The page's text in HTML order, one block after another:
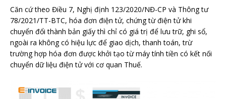
Căn cứ theo Điều 7, Nghị định 123/2020/NĐ-CP và Thông tư
78/2021/TT-BTC, hóa đơn điện tử, chứng từ điện tử khi
chuyển đổi thành bản giấy thì chỉ có giá trị để lưu trữ, ghi sổ,
ngoài ra không có hiệu lực để giao dịch, thanh toán, trừ
trường hợp hóa đơn được khởi tạo từ máy tính tiền có kết nối
chuyển dữ liệu điện tử với cơ quan Thuế.